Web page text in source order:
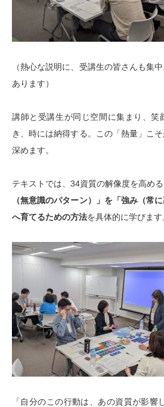
（熱心な説明に、受講生の皆さんも集
あります）
講師と受講生が同じ空間に集まり、笑
き、時には納得する。この「熱量」こ
深めます。
テキストでは、34資質の解像度を高める
（無意識のパターン）」を「強み（常
へ育てるための方法を具体的に学びます
「自分のこの行動は、あの資質が影響